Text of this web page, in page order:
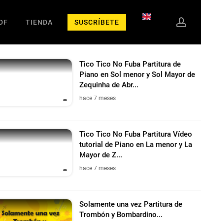
TIENDA SUSCRÍBETE
Tico Tico No Fuba Partitura de
Piano en Sol menor y Sol Mayor de
Zequinha de Abr...
hace 7 meses
Tico Tico No Fuba Partitura Vídeo
tutorial de Piano en La menor y La
Mayor de Z...
hace 7 meses
Solamente una vez Partitura de
Trombón y Bombardino...